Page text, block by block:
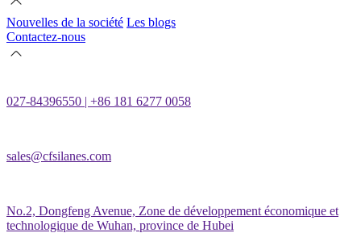
Nouvelles de la société Les blogs
Contactez-nous
027-84396550 | +86 181 6277 0058
sales@cfsilanes.com
No.2, Dongfeng Avenue, Zone de développement économique et
technologique de Wuhan, province de Hubei